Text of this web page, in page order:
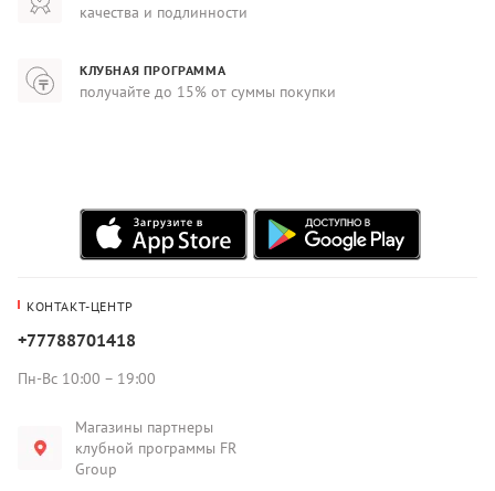
качества и подлинности
КЛУБНАЯ ПРОГРАММА
получайте до 15% от суммы покупки
КОНТАКТ-ЦЕНТР
+77788701418
Пн-Вс 10:00 – 19:00
Магазины партнеры
клубной программы FR
Group